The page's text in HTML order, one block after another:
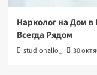
Нарколог на Дом
Всегда Рядом
studiohallo_ 30